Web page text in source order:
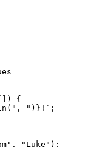
{
")}!`;